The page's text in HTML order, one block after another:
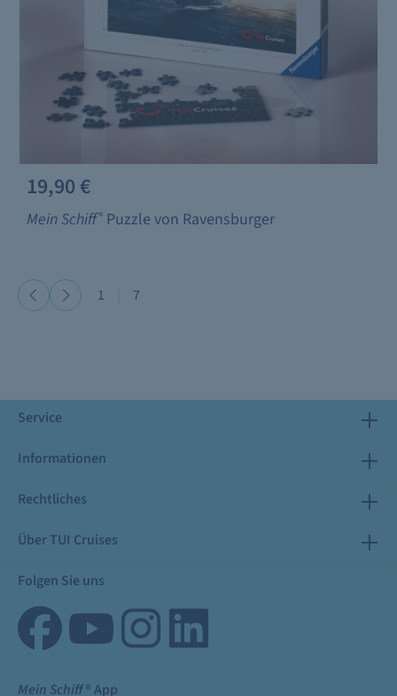
19,90 €
Mein Schiff® Puzzle von Ravensburger
1 7
Service
Informationen
Rechtliches
Über TUI Cruises
Folgen Sie uns
Mein Schiff® App